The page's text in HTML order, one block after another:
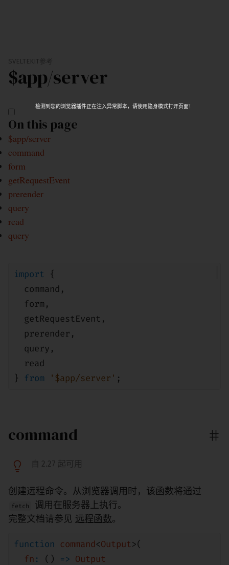
SVELTEKIT参考
$app/server
On this page
$app/server
command
form
getRequestEvent
prerender
query
read
query
import
{
command ,
form ,
getRequestEvent ,
prerender ,
query ,
read
}
from '$app/server' ;
command
自 2.27 起可用
创建远程命令。从浏览器调用时，该函数将通过
fetch
调用在服务器上执行。
完整文档请参见 远程函数。
function command<Output>(
fn : () => Output
检测到您的浏览器插件正在注入异常脚本，请使用隐身模式打开页面！